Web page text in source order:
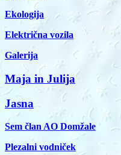
Ekologija
Električna vozila
Galerija
Maja in Julija
Jasna
Sem član AO Domžale
Plezalni vodniček